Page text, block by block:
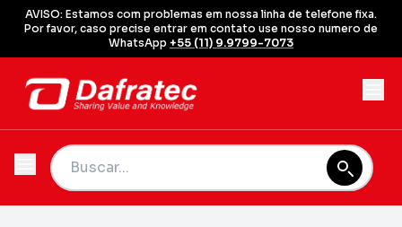
AVISO: Estamos com problemas em nossa linha de telefone fixa.
Por favor, caso precise entrar em contato use nosso numero de
WhatsApp +55 (11) 9.9799-7073